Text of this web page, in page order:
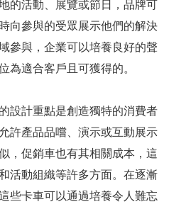
的活動、展覽或節日，品牌可
向參與的受眾展示他們的解決
參與，企業可以培養良好的聲
為適合客戶且可獲得的。
設計重點是創造獨特的消費者
許產品品嚐、演示或互動展示
，促銷車也有其相關成本，這
活動組織等許多方面。在逐漸
些卡車可以通過培養令人難忘